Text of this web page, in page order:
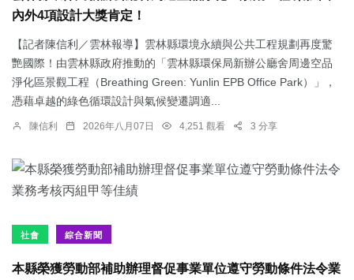
內外4項設計大獎肯定！
【記者陳信利／雲林報導】雲林縣環境永續與公共工程規劃再度驚
艷國際！由雲林縣政府推動的「雲林縣環保局新辦公廳舍周邊空品
淨化區景觀工程（Breathing Green: Yunlin EPB Office Park）」，
憑藉卓越的綠色循環設計與氣候變遷調適...
陳信利 2026年八月07日 4,251 觀看 3 分享
社會 綜合新聞
本縣榮獲勞動部補助辦理督促事業單位遵守勞動條件法令業